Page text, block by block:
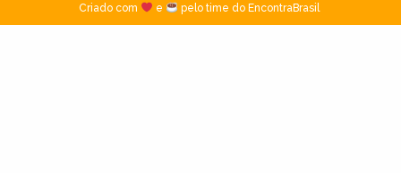
Criado com
e pelo time do EncontraBrasil